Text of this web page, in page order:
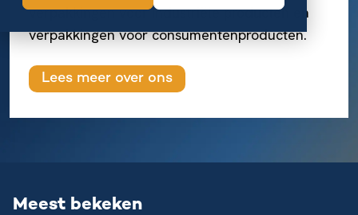
verpakkingen voor industriële producten en
verpakkingen voor consumentenproducten.
Lees meer over ons
Meest bekeken